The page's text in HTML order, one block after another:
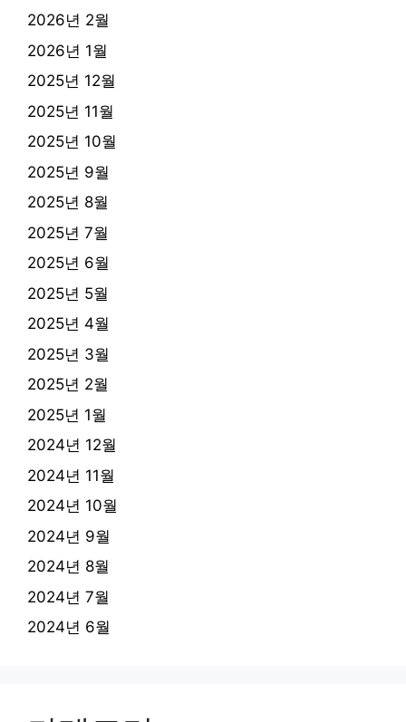
2026년 2월
2026년 1월
2025년 12월
2025년 11월
2025년 10월
2025년 9월
2025년 8월
2025년 7월
2025년 6월
2025년 5월
2025년 4월
2025년 3월
2025년 2월
2025년 1월
2024년 12월
2024년 11월
2024년 10월
2024년 9월
2024년 8월
2024년 7월
2024년 6월